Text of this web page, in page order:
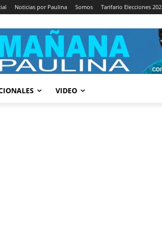
Noticias por Paulina Somos Tarifario Elecciones
VIDEO